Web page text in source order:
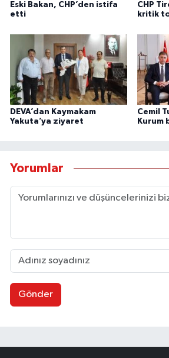
Eski Bakan, CHP’den istifa
etti
CHP
kritik
DEVA’dan Kaymakam
Yakuta’ya ziyaret
Cemil
Kurum
Yorumlar
Gönder